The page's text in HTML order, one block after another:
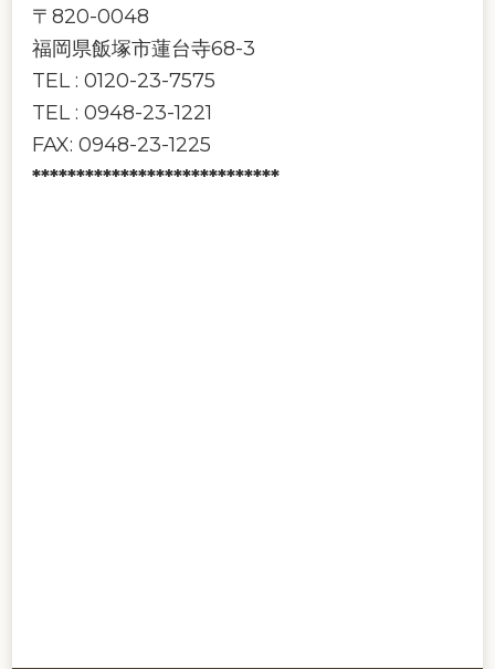
〒820-0048
福岡県飯塚市蓮台寺68-3
TEL : 0120-23-7575
TEL : 0948-23-1221
FAX: 0948-23-1225
****************************